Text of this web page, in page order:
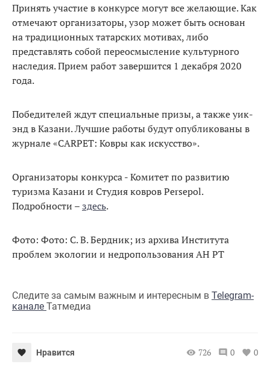
Принять участие в конкурсе могут все желающие. Как
отмечают организаторы, узор может быть основан
на традиционных татарских мотивах, либо
представлять собой переосмысление культурного
наследия. Прием работ завершится 1 декабря 2020
года.
Победителей ждут специальные призы, а также уик-
энд в Казани. Лучшие работы будут опубликованы в
журнале «CARPET: Ковры как искусство».
Организаторы конкурса - Комитет по развитию
туризма Казани и Студия ковров Persepol.
Подробности – здесь.
Фото: Фото: С. В. Бердник; из архива Института
проблем экологии и недропользования АН РТ
Следите за самым важным и интересным в Telegram-
канале Татмедиа
Нравится 726 0 0